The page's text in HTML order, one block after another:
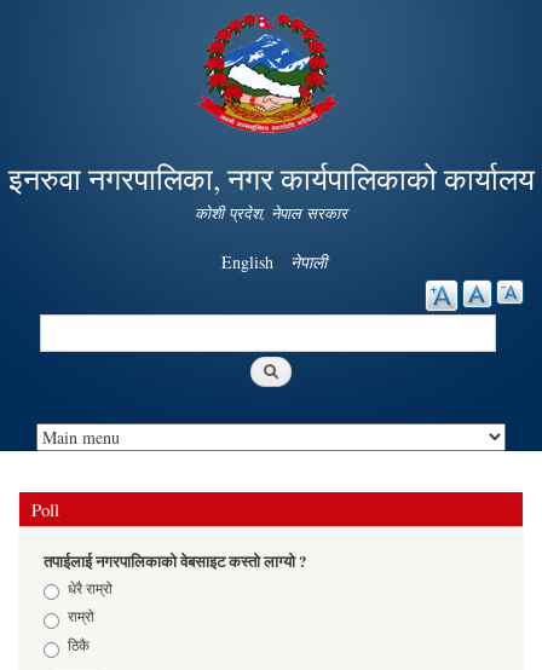
Skip to
main
content
इनरुवा नगरपालिका, नगर कार्यपालिकाको कार्यालय
कोशी प्रदेश, नेपाल सरकार
English नेपाली
Search
Poll
तपाईलाई नगरपालिकाको वेबसाइट कस्तो लाग्यो ?
Choicesधेरै राम्रो
राम्रो
ठिकै